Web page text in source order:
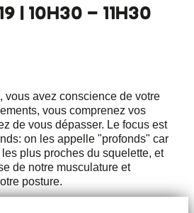
| 10H30 - 11H30
vous avez conscience de votre
vous comprenez vos
de vous dépasser. Le focus est
on les appelle "profonds" car
plus proches du squelette, et
de notre musculature et
posture.